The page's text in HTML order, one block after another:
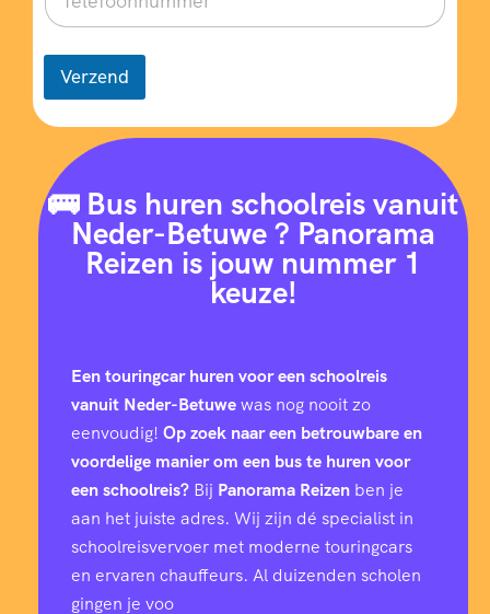
Verzend
🚌 Bus huren schoolreis vanuit
Neder-Betuwe ? Panorama
Reizen is jouw nummer 1
keuze!
Een touringcar huren voor een schoolreis
vanuit Neder-Betuwewas nog nooit zo
eenvoudig! Op zoek naar een betrouwbare en
voordelige manier om een bus te huren voor
een schoolreis? Bij Panorama Reizen ben je
aan het juiste adres. Wij zijn dé specialist in
schoolreisvervoer met moderne touringcars
en ervaren chauffeurs. Al duizenden scholen
gingen je voo